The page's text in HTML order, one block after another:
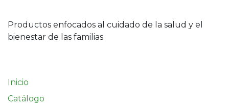
Productos enfocados al cuidado de la salud y el
bienestar de las familias
Inicio
Catálogo